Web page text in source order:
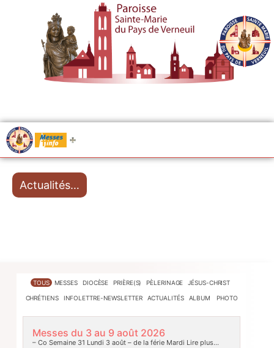
Messes
Actualités…
TOUS MESSES DIOCÈSE PRIÈRE(S) PÈLERINAGE JÉSUS-CHRIST
CHRÉTIENS INFOLETTRE-NEWSLETTER ACTUALITÉS ALBUM PHOTO
Messes du 3 au 9 août 2026
– Co Semaine 31 Lundi 3 août – de la férie Mardi Lire plus…